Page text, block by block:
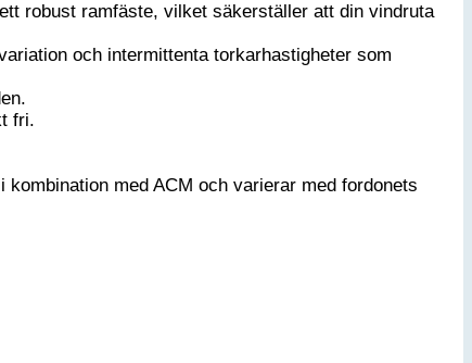
robust ramfäste, vilket säkerställer att din vindruta
och intermittenta torkarhastigheter som
fri.
med ACM och varierar med fordonets